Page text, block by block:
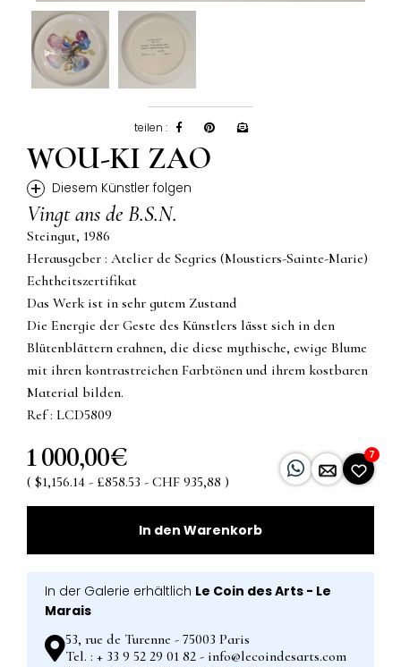
teilen :
WOU-KI ZAO
+ Diesem Künstler folgen
Vingt ans de B.S.N.
Steingut, 1986
Herausgeber : Atelier de Segries (Moustiers-Sainte-Marie)
Echtheitszertifikat
Das Werk ist in sehr gutem Zustand
Die Energie der Geste des Künstlers lässt sich in den
Blütenblättern erahnen, die diese mythische, ewige Blume
mit ihren kontrastreichen Farbtönen und ihrem kostbaren
Material bilden.
Ref : LCD5809
1 000,00€
( $1,156.14 - £858.53 - CHF 935,88 )
7
In den Warenkorb
In der Galerie erhältlich Le Coin des Arts - Le
Marais
53, rue de Turenne - 75003 Paris
Tel. : + 33 9 52 29 01 82 - info@lecoindesarts.com